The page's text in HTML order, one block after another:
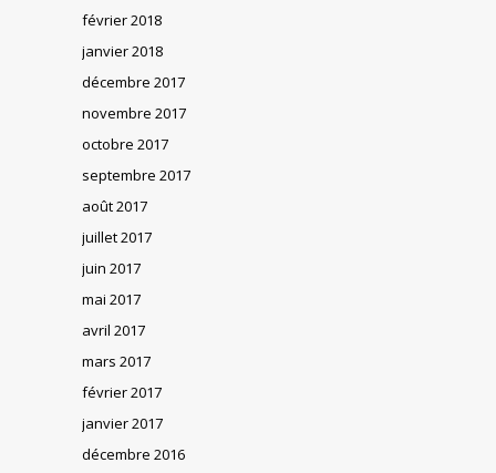
février 2018
janvier 2018
décembre 2017
novembre 2017
octobre 2017
septembre 2017
août 2017
juillet 2017
juin 2017
mai 2017
avril 2017
mars 2017
février 2017
janvier 2017
décembre 2016